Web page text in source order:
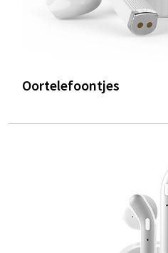
Oortelefoontjes